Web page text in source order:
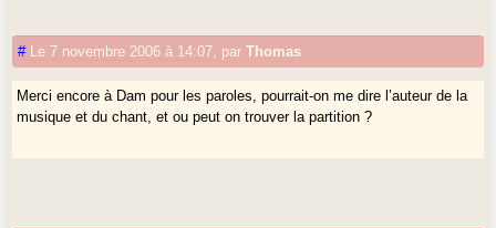
# Le 7 novembre 2006 à 14:07 parThomas
Merci encore à Dam pour les paroles, pourrait-on me dire l’auteur de la
musique et du chant, et ou peut on trouver la partition ?